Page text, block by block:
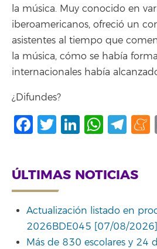
la música. Muy conocido en
iberoamericanos, ofreció un
asistentes al tiempo que
la música, cómo se había
internacionales había
¿Difundes?
Facebook
Twitter
ÚLTIMAS NOTICIAS
Actualización listado en
2026BDE045 [07/08/2026]
Más de 830 escolares y 24